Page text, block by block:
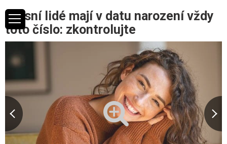
Krásní lidé mají v datu narození vždy
toto číslo: zkontrolujte